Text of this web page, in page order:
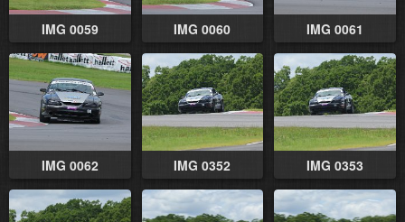
IMG 0059 IMG 0060 IMG 0061
IMG 0062 IMG 0352 IMG 0353